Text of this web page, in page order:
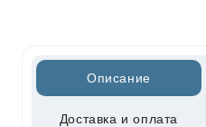
Описание
Доставка и оплата